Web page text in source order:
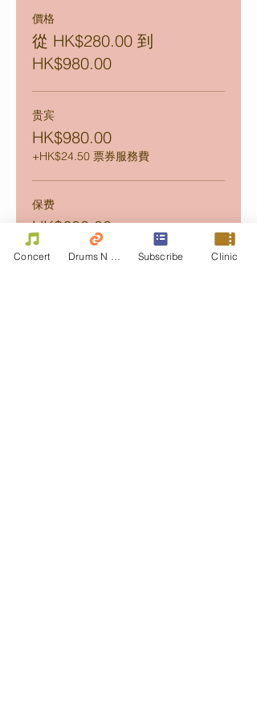
價格
從 HK$280.00 到
HK$980.00
贵宾
HK$980.00
+HK$24.50 票券服務費
保费
HK$680.00
+HK$17.00 票券服務費
Concert Subscribe Clinic